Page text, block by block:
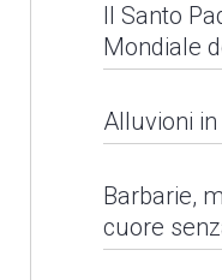
Il Santo
Mondiale
Alluvioni
Barbarie,
cuore